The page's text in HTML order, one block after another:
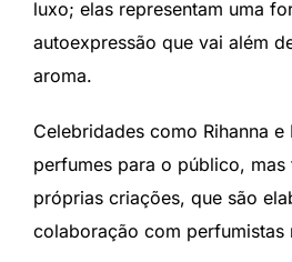
luxo; elas representam uma
autoexpressão que vai além
aroma.
Celebridades como Rihanna
perfumes para o público, mas
próprias criações, que são
colaboração com perfumistas